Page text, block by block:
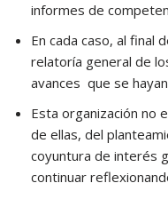
informes de
En cada caso, al final
relatoría general de
avances que se
Esta organización no
de ellas, del
coyuntura de interés
continuar